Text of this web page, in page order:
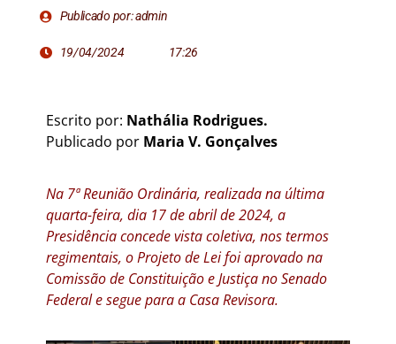
Publicado por: admin
19/04/2024 17:26
Escrito por: Nathália Rodrigues.
Publicado por Maria V. Gonçalves
Na 7ª Reunião Ordinária, realizada na última
quarta-feira, dia 17 de abril de 2024, a
Presidência concede vista coletiva, nos termos
regimentais, o Projeto de Lei foi aprovado na
Comissão de Constituição e Justiça no Senado
Federal e segue para a Casa Revisora.